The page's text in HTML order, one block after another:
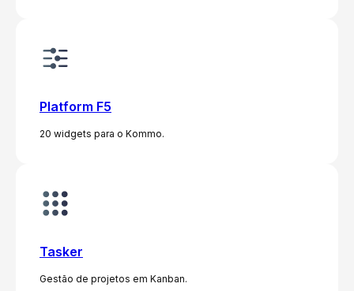
Platform F5
20 widgets para o Kommo.
Tasker
Gestão de projetos em Kanban.